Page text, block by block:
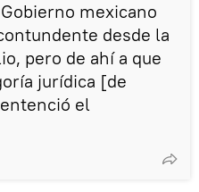
mexicano
desde la
pero de ahí a que
jurídica [de
el